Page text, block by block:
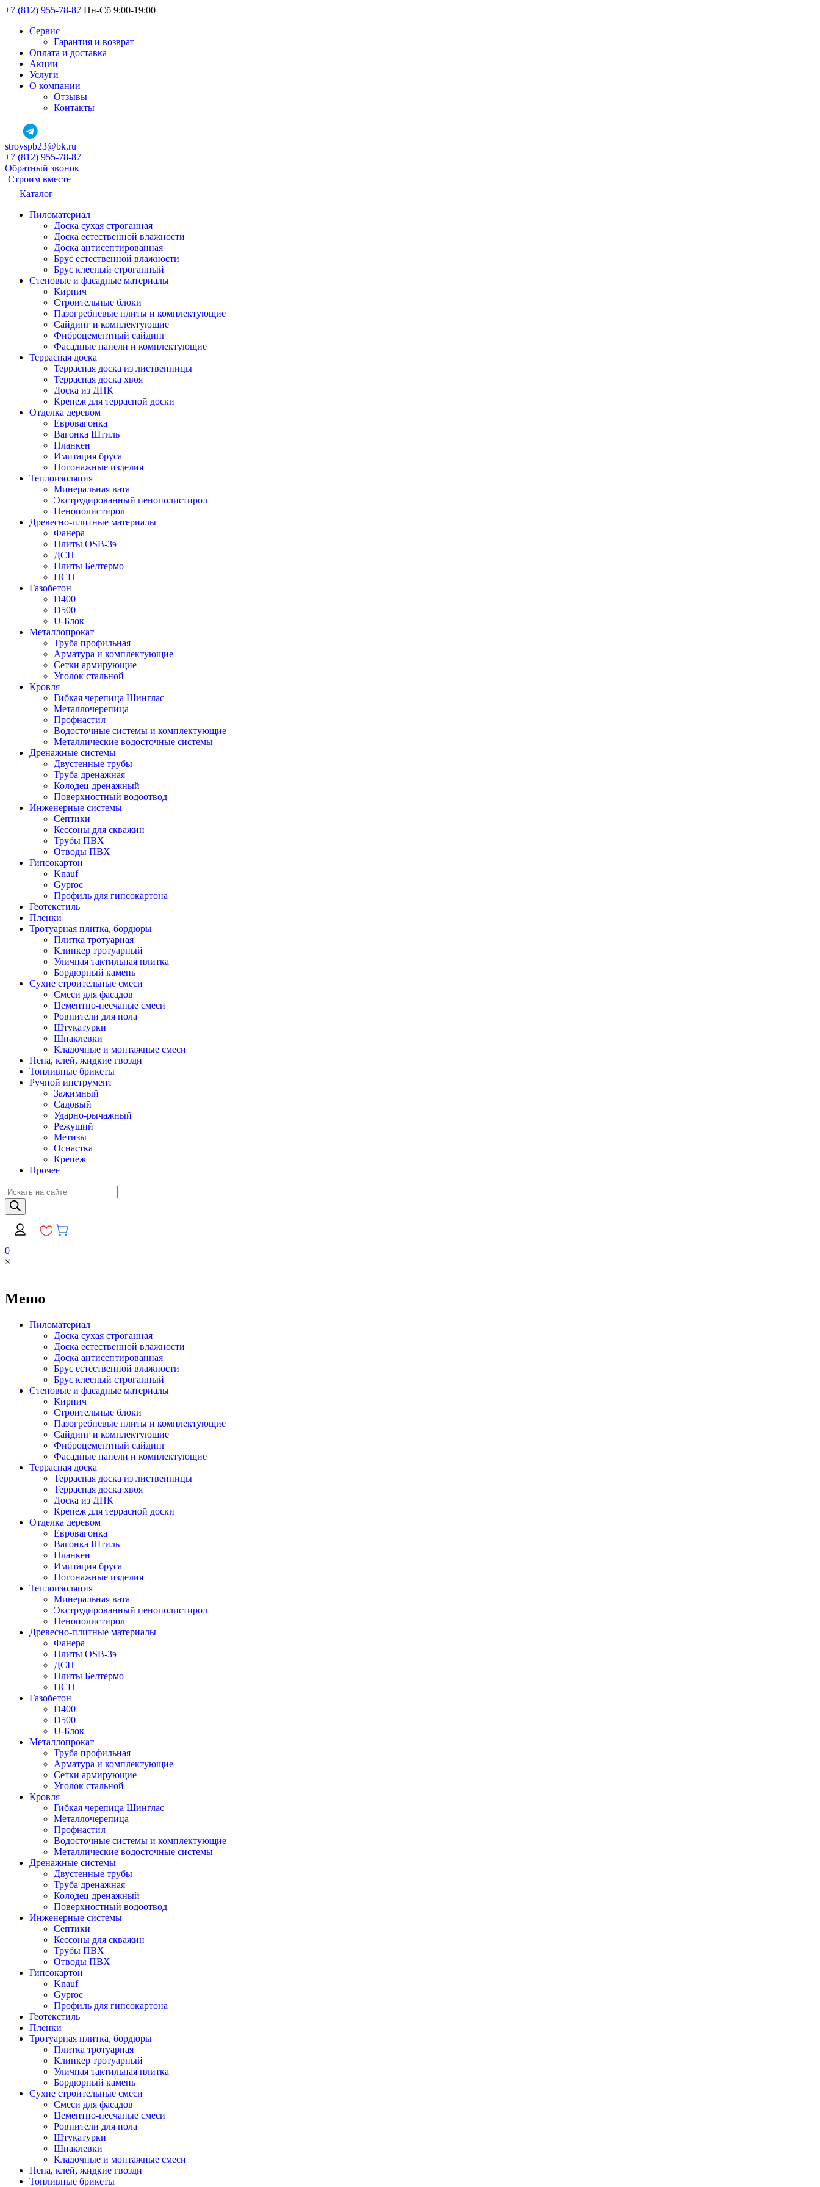
+7 (812) 955-78-87 Пн-Сб 9:00-19:00
Сервис
Гарантия и возврат
Оплата и доставка
Акции
Услуги
О компании
Отзывы
Контакты
stroyspb23@bk.ru
+7 (812) 955-78-87
Обратный звонок
Строим вместе
Каталог
Пиломатериал
Доска сухая строганная
Доска естественной влажности
Доска антисептированная
Брус естественной влажности
Брус клееный строганный
Стеновые и фасадные материалы
Кирпич
Строительные блоки
Пазогребневые плиты и комплектующие
Сайдинг и комплектующие
Фиброцементный сайдинг
Фасадные панели и комплектующие
Террасная доска
Террасная доска из лиственницы
Террасная доска хвоя
Доска из ДПК
Крепеж для террасной доски
Отделка деревом
Евровагонка
Вагонка Штиль
Планкен
Имитация бруса
Погонажные изделия
Теплоизоляция
Минеральная вата
Экструдированный пенополистирол
Пенополистирол
Древесно-плитные материалы
Фанера
Плиты OSB-3э
ДСП
Плиты Белтермо
ЦСП
Газобетон
D400
D500
U-Блок
Металлопрокат
Труба профильная
Арматура и комплектующие
Сетки армирующие
Уголок стальной
Кровля
Гибкая черепица Шинглас
Металлочерепица
Профнастил
Водосточные системы и комплектующие
Металлические водосточные системы
Дренажные системы
Двустенные трубы
Труба дренажная
Колодец дренажный
Поверхностный водоотвод
Инженерные системы
Септики
Кессоны для скважин
Трубы ПВХ
Отводы ПВХ
Гипсокартон
Knauf
Gyproc
Профиль для гипсокартона
Геотекстиль
Пленки
Тротуарная плитка, бордюры
Плитка тротуарная
Клинкер тротуарный
Уличная тактильная плитка
Бордюрный камень
Сухие строительные смеси
Смеси для фасадов
Цементно-песчаные смеси
Ровнители для пола
Штукатурки
Шпаклевки
Кладочные и монтажные смеси
Пена, клей, жидкие гвозди
Топливные брикеты
Ручной инструмент
Зажимный
Садовый
Ударно-рычажный
Режущий
Метизы
Оснастка
Крепеж
Прочее
Поиск
товаров
0
×
Меню
Пиломатериал
Доска сухая строганная
Доска естественной влажности
Доска антисептированная
Брус естественной влажности
Брус клееный строганный
Стеновые и фасадные материалы
Кирпич
Строительные блоки
Пазогребневые плиты и комплектующие
Сайдинг и комплектующие
Фиброцементный сайдинг
Фасадные панели и комплектующие
Террасная доска
Террасная доска из лиственницы
Террасная доска хвоя
Доска из ДПК
Крепеж для террасной доски
Отделка деревом
Евровагонка
Вагонка Штиль
Планкен
Имитация бруса
Погонажные изделия
Теплоизоляция
Минеральная вата
Экструдированный пенополистирол
Пенополистирол
Древесно-плитные материалы
Фанера
Плиты OSB-3э
ДСП
Плиты Белтермо
ЦСП
Газобетон
D400
D500
U-Блок
Металлопрокат
Труба профильная
Арматура и комплектующие
Сетки армирующие
Уголок стальной
Кровля
Гибкая черепица Шинглас
Металлочерепица
Профнастил
Водосточные системы и комплектующие
Металлические водосточные системы
Дренажные системы
Двустенные трубы
Труба дренажная
Колодец дренажный
Поверхностный водоотвод
Инженерные системы
Септики
Кессоны для скважин
Трубы ПВХ
Отводы ПВХ
Гипсокартон
Knauf
Gyproc
Профиль для гипсокартона
Геотекстиль
Пленки
Тротуарная плитка, бордюры
Плитка тротуарная
Клинкер тротуарный
Уличная тактильная плитка
Бордюрный камень
Сухие строительные смеси
Смеси для фасадов
Цементно-песчаные смеси
Ровнители для пола
Штукатурки
Шпаклевки
Кладочные и монтажные смеси
Пена, клей, жидкие гвозди
Топливные брикеты